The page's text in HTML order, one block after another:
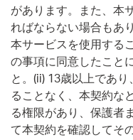
があります。また、本
ればならない場合もあ
本サービスを使用する
の事項に同意したこと
と。(ii) 13歳以上であ
ることなく、本契約な
る権限があり、保護者
て本契約を確認してそ